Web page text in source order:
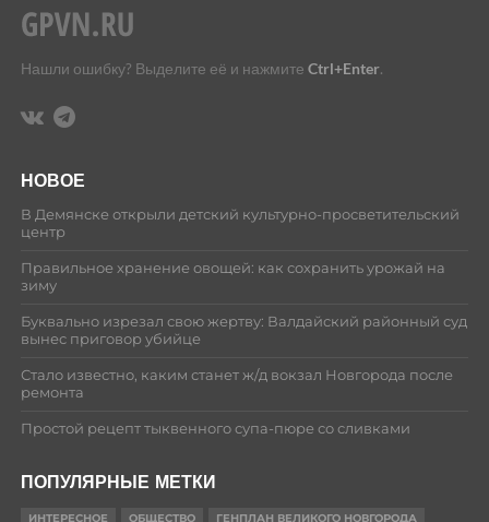
Нашли ошибку? Выделите её и нажмите Ctrl+Enter.
НОВОЕ
В Демянске открыли детский культурно-просветительский
центр
Правильное хранение овощей: как сохранить урожай на
зиму
Буквально изрезал свою жертву: Валдайский районный суд
вынес приговор убийце
Стало известно, каким станет ж/д вокзал Новгорода после
ремонта
Простой рецепт тыквенного супа-пюре со сливками
ПОПУЛЯРНЫЕ МЕТКИ
ИНТЕРЕСНОЕ ОБЩЕСТВО ГЕНПЛАН ВЕЛИКОГО НОВГОРОДА